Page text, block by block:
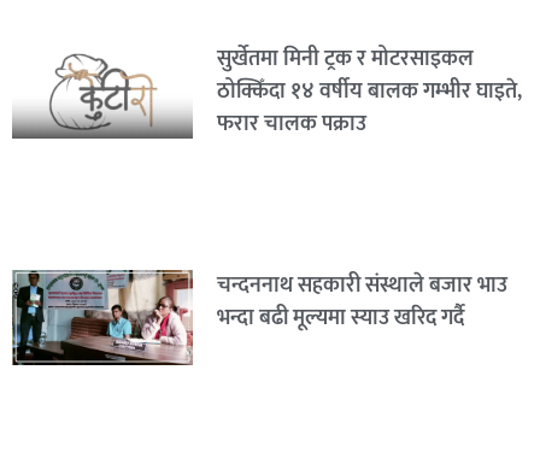
सुर्खेतमा मिनी ट्रक र मोटरसाइकल
ठोक्किँदा १४ वर्षीय बालक गम्भीर घाइते,
फरार चालक पक्राउ
चन्दननाथ सहकारी संस्थाले बजार भाउ
भन्दा बढी मूल्यमा स्याउ खरिद गर्दै